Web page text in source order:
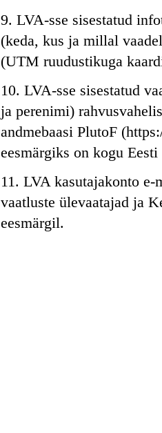
9. LVA-sse sisestatud
(keda, kus ja millal
(UTM ruudustikuga
10. LVA-sse sisestatud
ja perenimi)
andmebaasi PlutoF
eesmärgiks on kogu
11. LVA kasutajakonto e-
vaatluste ülevaatajad ja
eesmärgil.